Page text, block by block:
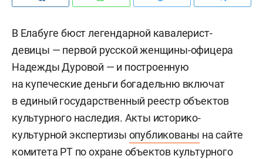
В Елабуге бюст легендарной кавалерист-
девицы — первой русской женщины-офицера
Надежды Дуровой — и построенную
на купеческие деньги богадельню включат
в единый государственный реестр объектов
культурного наследия. Акты историко-
культурной экспертизы опубликованы на сайте
комитета РТ по охране объектов культурного